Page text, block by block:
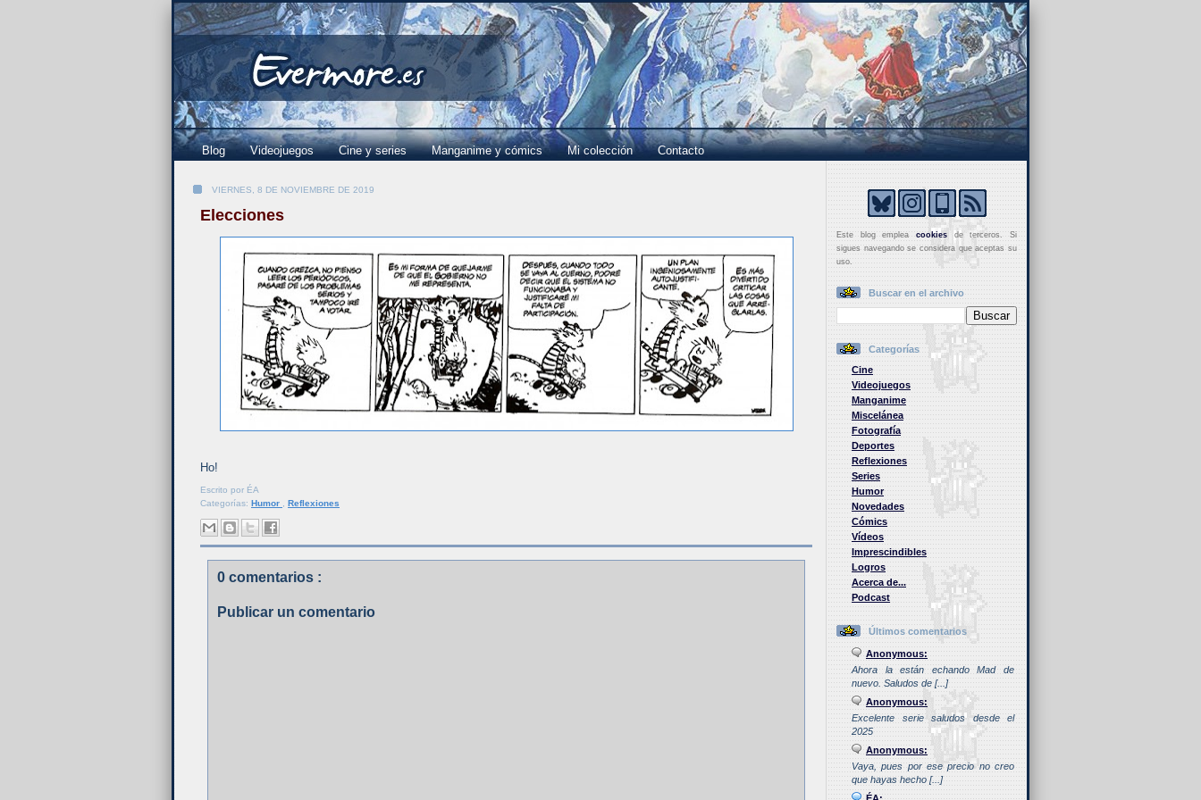
Blog Videojuegos Cine y series Manganime y cómics Mi colección Contacto
VIERNES, 8 DE NOVIEMBRE DE 2019
Elecciones
Ho!
Escrito por ÉA
Categorías: Humor Reflexiones
0 comentarios :
Publicar un comentario
Este blog empleacookies de terceros. Si
sigues navegando se considera que aceptas su
uso.
Buscar en el archivo
Categorías
Cine
Videojuegos
Manganime
Miscelánea
Fotografía
Deportes
Reflexiones
Series
Humor
Novedades
Cómics
Vídeos
Imprescindibles
Logros
Acerca de...
Podcast
Últimos comentarios
Anonymous:
Ahora la están echando Mad de
nuevo. Saludos de [...]
Anonymous:
Excelente serie saludos desde el
2025
Anonymous:
Vaya, pues por ese precio no creo
que hayas hecho [...]